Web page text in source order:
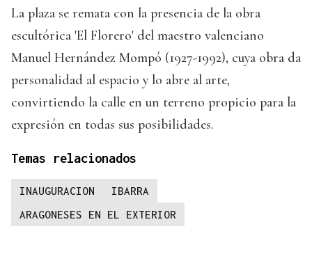
La plaza se remata con la presencia de la obra
escultórica 'El Florero' del maestro valenciano
Manuel Hernández Mompó (1927-1992), cuya obra da
personalidad al espacio y lo abre al arte,
convirtiendo la calle en un terreno propicio para la
expresión en todas sus posibilidades.
Temas relacionados
INAUGURACION
IBARRA
ARAGONESES EN EL EXTERIOR